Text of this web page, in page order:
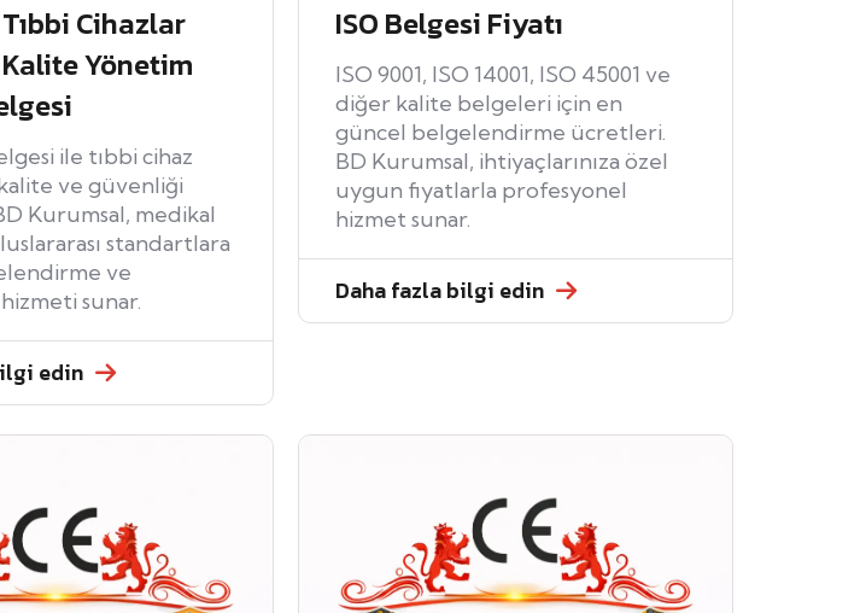
Tıbbi Cihazlar
Yönetim
ile tıbbi cihaz
ve güvenliği
Kurumsal, medikal
standartlara
ve
sunar.
edin
ISO Belgesi Fiyatı
ISO 9001, ISO 14001, ISO 45001 ve
diğer kalite belgeleri için en
güncel belgelendirme ücretleri.
BD Kurumsal, ihtiyaçlarınıza özel
uygun fiyatlarla profesyonel
hizmet sunar.
Daha fazla bilgi edin